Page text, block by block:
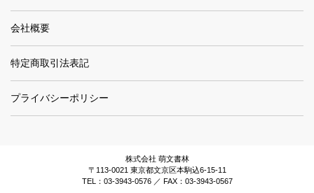
会社概要
特定商取引法表記
プライバシーポリシー
株式会社 萌文書林
〒113-0021 東京都文京区本駒込6-15-11
TEL：03-3943-0576 ／ FAX：03-3943-0567